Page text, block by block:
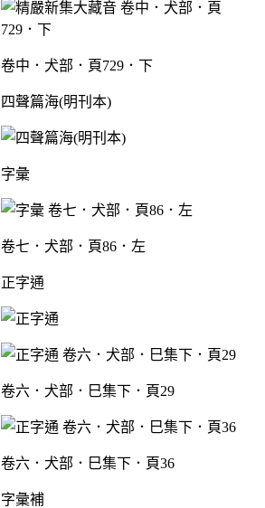
卷中．犬部．頁729．下
四聲篇海(明刊本)
字彙
卷七．犬部．頁86．左
正字通
卷六．犬部．巳集下．頁29
卷六．犬部．巳集下．頁36
字彙補